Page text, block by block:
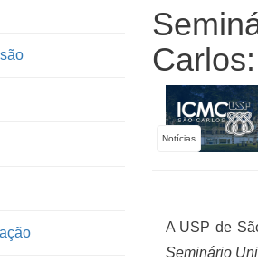
Notícias
A USP de
Seminário